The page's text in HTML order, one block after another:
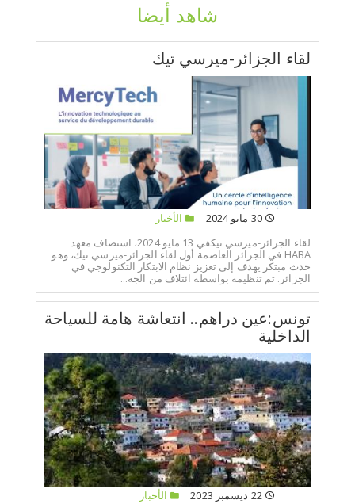
شاهد أيضا
لقاء الجزائر-ميرسي تيك
30 مايو 2024
الأخبار
لقاء الجزائر-ميرسي تيكفي 13 مايو 2024، استضاف معهد
HABA في الجزائر العاصمة أول لقاء الجزائر-ميرسي تيك، وهو
حدث مبتكر يهدف إلى تعزيز نظام الابتكار التكنولوجي في
الجزائر. تم تنظيمه بواسطة ائتلاف من الجه...
تونس:عين دراهم.. انتعاشة هامة للسياحة
الداخلية
22 ديسمبر 2023
الأخبار